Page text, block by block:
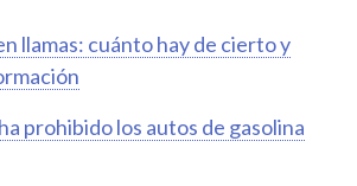
llamas: cuánto hay de cierto y
prohibido los autos de gasolina